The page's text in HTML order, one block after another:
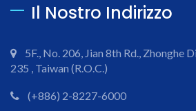
Il Nostro Indirizzo
5F., No. 206, Jian 8th Rd., Zhonghe
235 , Taiwan (R.O.C.)
(+886) 2-8227-6000